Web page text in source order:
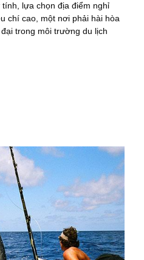
lựa chọn địa điểm nghỉ
chí cao, một nơi phải hài hòa
trong môi trường du lịch